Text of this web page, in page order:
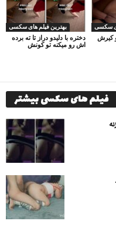
بهترین فیلم های سکسی
دختره با دلیدو دراز تا ته برده
اش رو میکنه تو کونش
سکسی
کیرش
فیلم های سکسی بیشتر